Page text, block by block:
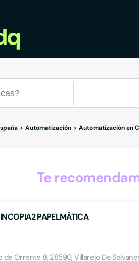
Automatización Automatización en
Te
INCOPIA2 PAPELMÁTICA
de Orrente 8, 28590, Villarejo De